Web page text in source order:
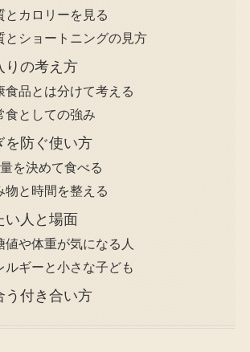
とカロリーを見る
とショートニングの見方
りの考え方
食品とは分けて考える
食としての強み
を防ぐ使い方
を決めて食べる
物と時間を整える
い人と場面
値や体重が気になる人
ルギーと小さな子ども
う付き合い方